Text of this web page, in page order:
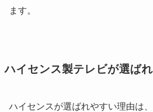
ます。
ハイセンス製テレビが選ば
ハイセンスが選ばれやすい理由は